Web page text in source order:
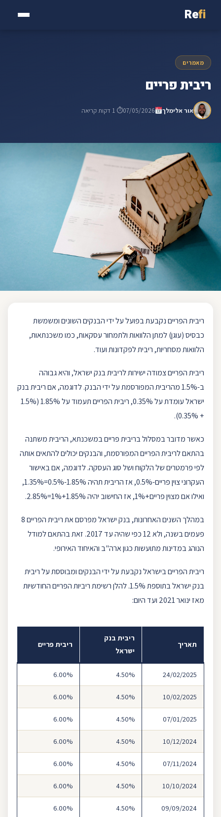
Refi
מאמרים
ריבית פריים
אור אלימלך 07/05/2026⏱ 1 דקות קריאה
ריבית הפרייםנקבעת בפועל על ידי הבנקים השונים ומשמשת
כבסיס (עוגן) למתן הלוואות ולתמחור עסקאות, כמומשכנתאות,
הלוואות מסחריות, ריבית לפקדונות ועוד.
ריבית הפרייםצמודה ישירות לריביתבנק ישראל, והיא גבוהה
ב-1.5% מהריבית המפורסמת על ידי הבנק. לדוגמה, אם
ריבית בנק
ישראלעומדת על 0.35%, ריבית ה פריים
תעמוד על 1.85% (1.5%
+ 0.35%).
כאשר מדובר במסלול בריבית פרייםבמשכנתא, הריבית משתנה
בהתאם לריבית הפרייםהמפורסמת, והבנקים יכולים להתאים אותה
לפי פרמטרים של הלקוח ושל סוג העסקה. לדוגמה, אם באישור
העקרוני צוין פריים-0.5%, אז הריבית תהיה 1.85%-0.5%=1.35%,
ואילו אם מצוין פריים+1%, אז החישוב יהיה 1.85%+1%=2.85%.
במהלך השנים האחרונות,בנק ישראל
מפרסם את ריבית הפריים 8
פעמים בשנה, ולא 12 כפי שהיה עד 2017. זאת בהתאם למודל
הנוהג במדינות מתועשות כגון ארה"ב והאיחוד האירופי.
ריבית הפריים בישראל נקבעת על ידי הבנקים ומבוססת על ריבית
בנק ישראל בתוספת 1.5%. להלן רשימת ריביות הפריים החודשיות
מאז ינואר 2021 ועד היום:
תאריך
ריבית בנק
ישראל
ריבית פריים
24/02/2025
4.50%
6.00%
10/02/2025
4.50%
6.00%
07/01/2025
4.50%
6.00%
10/12/2024
4.50%
6.00%
07/11/2024
4.50%
6.00%
10/10/2024
4.50%
6.00%
09/09/2024
4.50%
6.00%